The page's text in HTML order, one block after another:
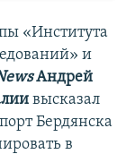
«Института
и
Андрей
высказал
Бердянска
в